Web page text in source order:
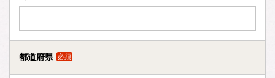
都道府県 必須